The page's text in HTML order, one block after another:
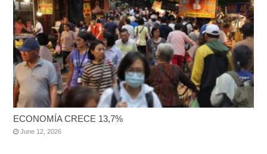
ECONOMÍA CRECE 13,7%
June 12, 2026